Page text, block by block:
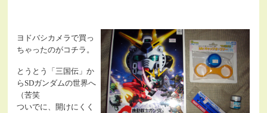
ヨドバシカメラで買っ
ちゃったのがコチラ。
とうとう「三国伝」か
らSDガンダムの世界へ
（苦笑
ついでに、開けにくく